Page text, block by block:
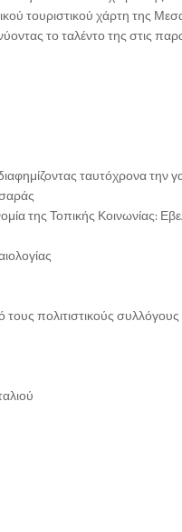
τουριστικού χάρτη της
το ταλέντο της στις
ταυτόχρονα την
της Τοπικής Κοινωνίας:
πολιτιστικούς